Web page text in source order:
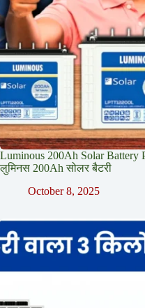
Luminous 200Ah Solar Battery
लुमिनस 200Ah सोलर बैटरी
October 8, 2025